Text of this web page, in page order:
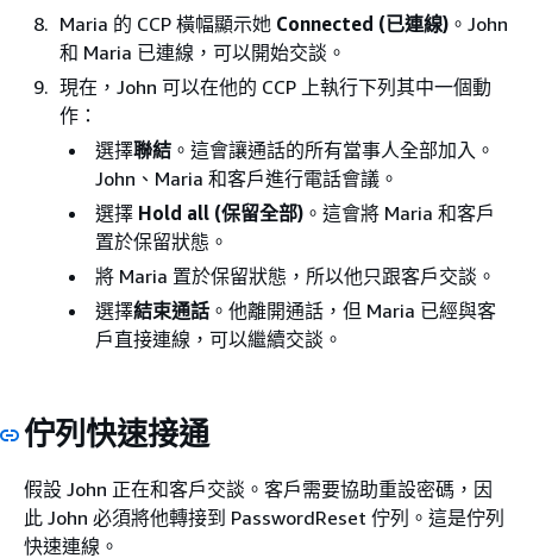
Maria 的 CCP 橫幅顯示她 Connected (已連線) 。John
和 Maria 已連線，可以開始交談。
現在，John 可以在他的 CCP 上執行下列其中一個動
作：
選擇聯結 。這會讓通話的所有當事人全部加入。
John、Maria 和客戶進行電話會議。
選擇 Hold all (保留全部) 。這會將 Maria 和客戶
置於保留狀態。
將 Maria 置於保留狀態，所以他只跟客戶交談。
選擇結束通話 。他離開通話，但 Maria 已經與客
戶直接連線，可以繼續交談。
佇列快速接通
假設 John 正在和客戶交談。客戶需要協助重設密碼，因
此 John 必須將他轉接到 PasswordReset 佇列。這是佇列
快速連線。